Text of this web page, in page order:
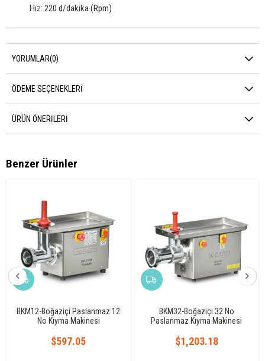
Hız: 220 d/dakika (Rpm)
YORUMLAR(0)
ÖDEME SEÇENEKLERI
ÜRÜN ÖNERILERI
Benzer Ürünler
BKM12-Boğaziçi Paslanmaz 12
No Kıyma Makinesi
$597.05
BKM32-Boğaziçi 32 No
Paslanmaz Kıyma Makinesi
$1,203.18